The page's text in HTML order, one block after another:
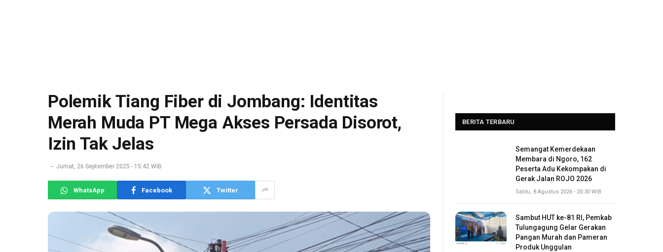
Polemik Tiang Fiber di Jombang: Identitas
Merah Muda PT Mega Akses Persada Disorot,
Izin Tak Jelas
Jumat, 26 September 2025 - 15:42 WIB
WhatsApp Facebook Twitter
BERITA TERBARU
Semangat Kemerdekaan
Membara di Ngoro, 162
Peserta Adu Kekompakan di
Gerak Jalan ROJO 2026
Sabtu, 8 Agustus 2026 - 20:30 WIB
Sambut HUT ke-81 RI, Pemkab
Tulungagung Gelar Gerakan
Pangan Murah dan Pameran
Produk Unggulan